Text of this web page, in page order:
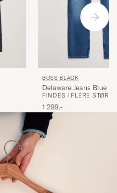
BOSS BLACK
Delaware Jeans Blue
FINDES I FLERE
1 299,-